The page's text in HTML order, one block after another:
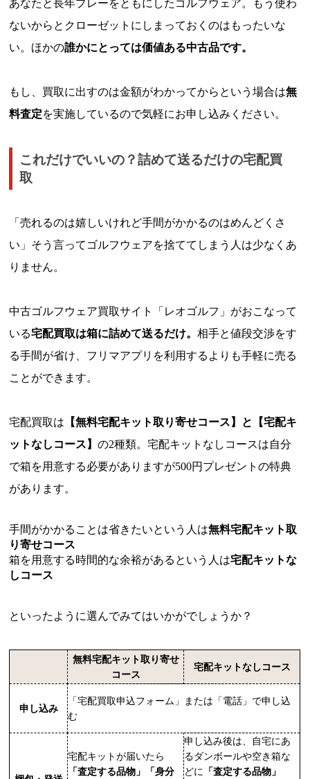
あなたと長年プレーをともにしたゴルフウェア。もう使わ
ないからとクローゼットにしまっておくのはもったいな
い。ほかの誰かにとっては価値ある中古品です。
もし、買取に出すのは金額がわかってからという場合は無
料査定を実施しているので気軽にお申し込みください。
これだけでいいの？詰めて送るだけの宅配買
取
「売れるのは嬉しいけれど手間がかかるのはめんどくさ
い」そう言ってゴルフウェアを捨ててしまう人は少なくあ
りません。
中古ゴルフウェア買取サイト「レオゴルフ」がおこなって
いる宅配買取は箱に詰めて送るだけ。相手と値段交渉をす
る手間が省け、フリマアプリを利用するよりも手軽に売る
ことができます。
宅配買取は 【無料宅配キット取り寄せコース】と【宅配キ
ットなしコース】の2種類。宅配キットなしコースは自分
で箱を用意する必要がありますが500円プレゼントの特典
があります。
手間がかかることは省きたいという人は無料宅配キット取
り寄せコース
箱を用意する時間的な余裕があるという人は宅配キットな
しコース
といったように選んでみてはいかがでしょうか？
無料宅配キット取り寄せ
コース
宅配キットなしコース
申し込み
「宅配買取申込フォーム」または「電話」で申し込
む
宅配キットが届いたら
「査定する品物」「身分
申し込み後は、自宅にあ
るダンボールや空き箱な
どに 「査定する品物」